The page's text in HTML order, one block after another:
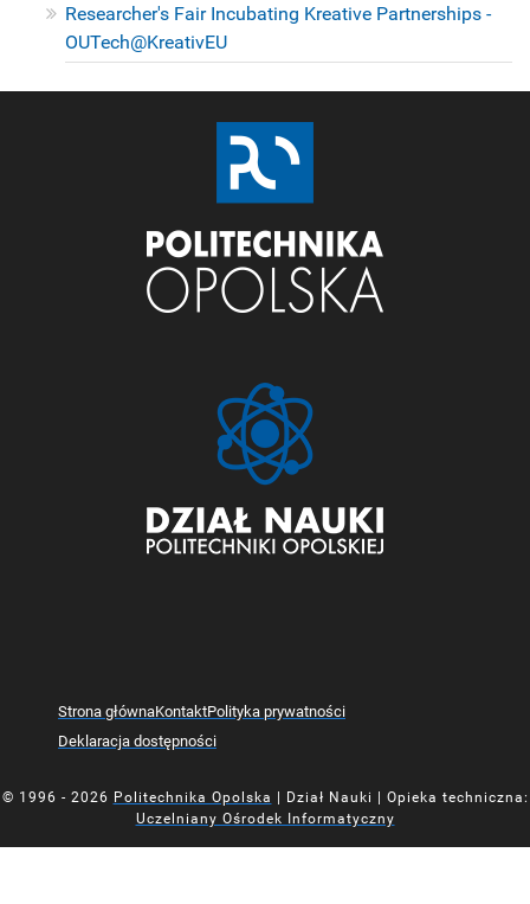
Researcher's Fair Incubating Kreative Partnerships -
OUTech@KreativEU
Strona głównaKontaktPolityka prywatności
Deklaracja dostępności
© 1996 - 2026 Politechnika Opolska
| Dział Nauki | Opieka techniczna:
Uczelniany Ośrodek Informatyczny